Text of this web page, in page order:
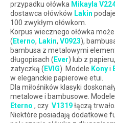
przypadku ołówka Mikayla
dostawca ołówków Lakin
100 zwykłym ołówkom.
Korpus wiecznego ołówka
( Eterno, Lakin, V0923),
bambusa z metalowymi
długopisach ( Ever) lub z
zatyczką ( EVIG). Modele Konyi
w eleganckie papierowe etui.
Dla miłośników klasyki
metalowe i bambusowe.
Eterno , czy V1319łączą
Niektóre posiadają dodatkowe